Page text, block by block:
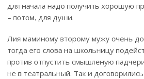
для начала надо получить хорошую
– потом, для души.
Лия маминому второму мужу очень
тогда его слова на школьницу
против отпустить смышленую
не в театральный. Так и договорились.